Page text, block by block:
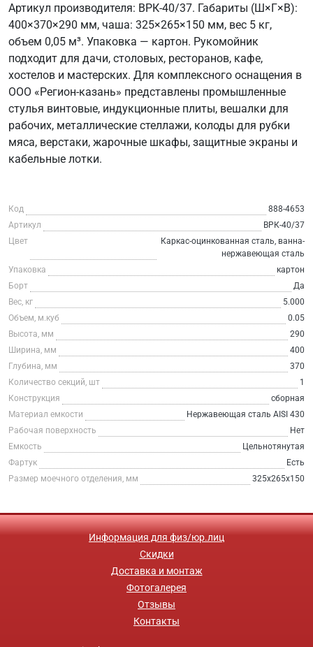
Артикул производителя: ВРК-40/37. Габариты (Ш×Г×В):
400×370×290 мм, чаша: 325×265×150 мм, вес 5 кг,
объем 0,05 м³. Упаковка — картон. Рукомойник
подходит для дачи, столовых, ресторанов, кафе,
хостелов и мастерских. Для комплексного оснащения в
ООО «Регион-казань» представлены промышленные
стулья винтовые, индукционные плиты, вешалки для
рабочих, металлические стеллажи, колоды для рубки
мяса, верстаки, жарочные шкафы, защитные экраны и
кабельные лотки.
Код
888-4653
Артикул
ВРК-40/37
Цвет
Каркас-оцинкованная сталь, ванна-
нержавеющая сталь
Упаковка
картон
Борт
Да
Вес, кг
5.000
Объем, м.куб
0.05
Высота, мм
290
Ширина, мм
400
Глубина, мм
370
Количество секций, шт
1
Конструкция
сборная
Материал емкости
Нержавеющая сталь AISI 430
Рабочая поверхность
Нет
Емкость
Цельнотянутая
Фартук
Есть
Размер моечного отделения, мм
325х265х150
Информация для физ/юр.лиц
Скидки
Доставка и монтаж
Фотогалерея
Отзывы
Контакты